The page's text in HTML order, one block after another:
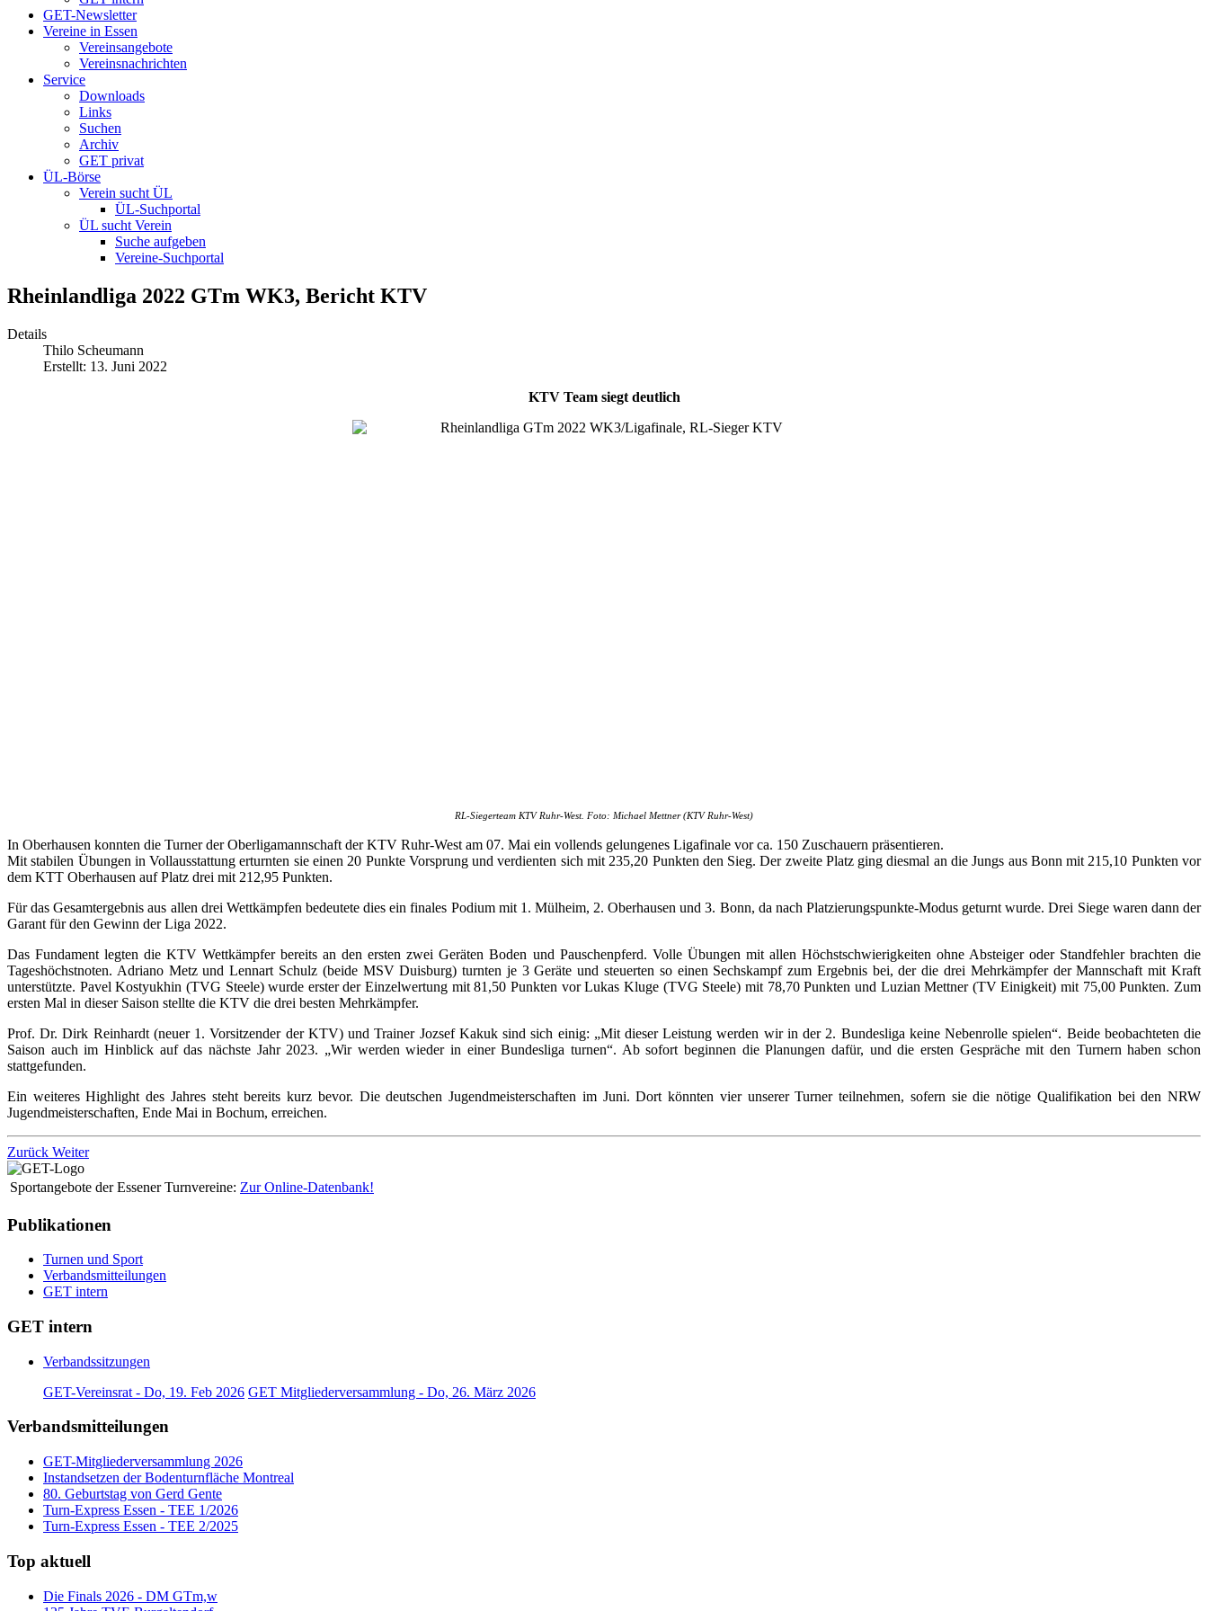
GET-Newsletter
Vereine in Essen
Vereinsangebote
Vereinsnachrichten
Service
Downloads
Links
Suchen
Archiv
GET privat
ÜL-Börse
Verein sucht ÜL
ÜL-Suchportal
ÜL sucht Verein
Suche aufgeben
Vereine-Suchportal
Rheinlandliga 2022 GTm WK3, Bericht KTV
Details
Thilo Scheumann
Erstellt: 13. Juni 2022
KTV Team siegt deutlich
RL-Siegerteam KTV Ruhr-West. Foto: Michael Mettner (KTV Ruhr-West)
In Oberhausen konnten die Turner der Oberligamannschaft der KTV Ruhr-West am 07. Mai ein vollends gelungenes Ligafinale vor ca. 150 Zuschauern präsentieren.
Mit stabilen Übungen in Vollausstattung erturnten sie einen 20 Punkte Vorsprung und verdienten sich mit 235,20 Punkten den Sieg. Der zweite Platz ging diesmal an die Jungs aus Bonn mit 215,10 Punkten vor
dem KTT Oberhausen auf Platz drei mit 212,95 Punkten.
Für das Gesamtergebnis aus allen drei Wettkämpfen bedeutete dies ein finales Podium mit 1. Mülheim, 2. Oberhausen und 3. Bonn, da nach Platzierungspunkte-Modus geturnt wurde. Drei Siege waren dann der
Garant für den Gewinn der Liga 2022.
Das Fundament legten die KTV Wettkämpfer bereits an den ersten zwei Geräten Boden und Pauschenpferd. Volle Übungen mit allen Höchstschwierigkeiten ohne Absteiger oder Standfehler brachten die
Tageshöchstnoten. Adriano Metz und Lennart Schulz (beide MSV Duisburg) turnten je 3 Geräte und steuerten so einen Sechskampf zum Ergebnis bei, der die drei Mehrkämpfer der Mannschaft mit Kraft
unterstützte. Pavel Kostyukhin (TVG Steele) wurde erster der Einzelwertung mit 81,50 Punkten vor Lukas Kluge (TVG Steele) mit 78,70 Punkten und Luzian Mettner (TV Einigkeit) mit 75,00 Punkten. Zum
ersten Mal in dieser Saison stellte die KTV die drei besten Mehrkämpfer.
Prof. Dr. Dirk Reinhardt (neuer 1. Vorsitzender der KTV) und Trainer Jozsef Kakuk sind sich einig: „Mit dieser Leistung werden wir in der 2. Bundesliga keine Nebenrolle spielen“. Beide beobachteten die
Saison auch im Hinblick auf das nächste Jahr 2023. „Wir werden wieder in einer Bundesliga turnen“. Ab sofort beginnen die Planungen dafür, und die ersten Gespräche mit den Turnern haben schon
stattgefunden.
Ein weiteres Highlight des Jahres steht bereits kurz bevor. Die deutschen Jugendmeisterschaften im Juni. Dort könnten vier unserer Turner teilnehmen, sofern sie die nötige Qualifikation bei den NRW
Jugendmeisterschaften, Ende Mai in Bochum, erreichen.
Zurück Weiter
Sportangebote der Essener Turnvereine: Zur Online-Datenbank!
Publikationen
Turnen und Sport
Verbandsmitteilungen
GET intern
GET intern
Verbandssitzungen
GET-Vereinsrat - Do, 19. Feb 2026 GET Mitgliederversammlung - Do, 26. März 2026
Verbandsmitteilungen
GET-Mitgliederversammlung 2026
Instandsetzen der Bodenturnfläche Montreal
80. Geburtstag von Gerd Gente
Turn-Express Essen - TEE 1/2026
Turn-Express Essen - TEE 2/2025
Top aktuell
Die Finals 2026 - DM GTm,w